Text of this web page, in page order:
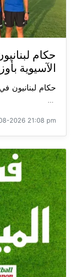
حكام
الآسيوية
حكام لبنانيون
...
2026 21:08 pm